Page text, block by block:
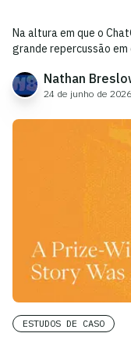
Na altura em que o
grande repercussão
Nathan
24 de junho de 2026
ESTUDOS DE CASO